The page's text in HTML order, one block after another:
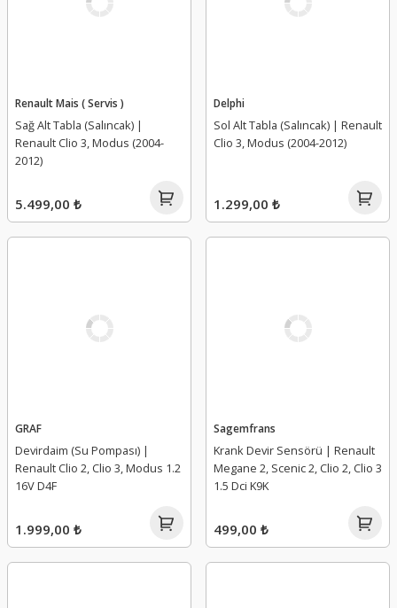
Renault Mais ( Servis )
Sağ Alt Tabla (Salıncak) |
Renault Clio 3, Modus (2004-
2012)
5.499,00 ₺
Delphi
Sol Alt Tabla (Salıncak) | Renault
Clio 3, Modus (2004-2012)
1.299,00 ₺
GRAF
Devirdaim (Su Pompası) |
Renault Clio 2, Clio 3, Modus 1.2
16V D4F
1.999,00 ₺
Sagemfrans
Krank Devir Sensörü | Renault
Megane 2, Scenic 2, Clio 2, Clio 3
1.5 Dci K9K
499,00 ₺